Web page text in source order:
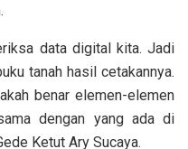
data digital kita. Jadi
tanah hasil cetakannya.
benar elemen-elemen
dengan yang ada di
Ketut Ary Sucaya.